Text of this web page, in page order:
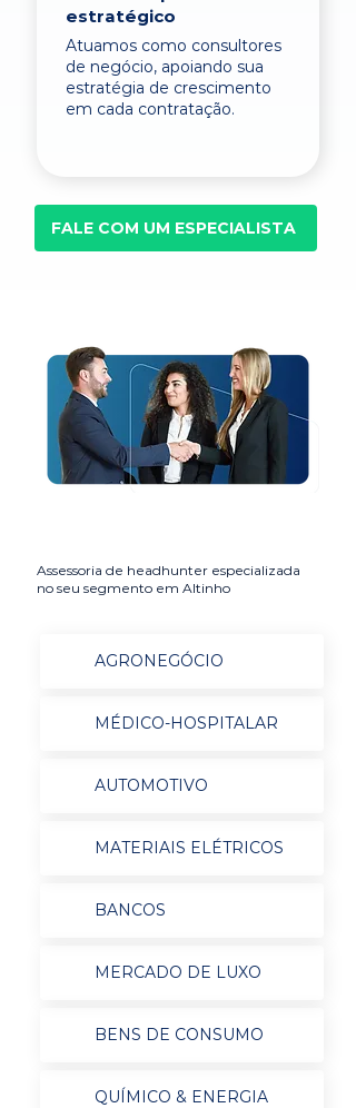
estratégico
Atuamos como consultores
de negócio, apoiando sua
estratégia de crescimento
em cada contratação.
FALE COM UM ESPECIALISTA
Assessoria de headhunter especializada
no seu segmento em Altinho
AGRONEGÓCIO
MÉDICO-HOSPITALAR
AUTOMOTIVO
MATERIAIS ELÉTRICOS
BANCOS
MERCADO DE LUXO
BENS DE CONSUMO
QUÍMICO & ENERGIA